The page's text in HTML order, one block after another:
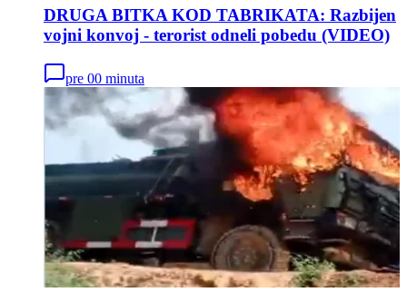
DRUGA BITKA KOD TABRIKATA: Razbijen
vojni konvoj - terorist odneli pobedu (VIDEO)
pre 00 minuta